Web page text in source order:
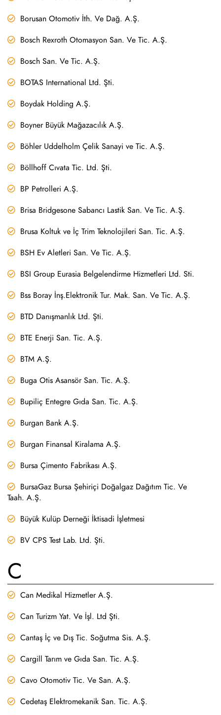
Borusan Otomotiv İth. Ve Dağ. A.Ş.
Bosch Rexroth Otomasyon San. Ve Tic. A.Ş.
Bosch San. Ve Tic. A.Ş.
BOTAS International Ltd. Şti.
Boydak Holding A.Ş.
Boyner Büyük Mağazacılık A.Ş.
Böhler Uddelholm Çelik Sanayi ve Tic. A.Ş.
Böllhoff Cıvata Tic. Ltd. Şti.
BP Petrolleri A.Ş.
Brisa Bridgesone Sabancı Lastik San. Ve Tic. A.Ş.
Brusa Koltuk ve İç Trim Teknolojileri San. Tic. A.Ş.
BSH Ev Aletleri San. Ve Tic. A.Ş.
BSI Group Eurasia Belgelendirme Hizmetleri Ltd. Sti.
Bss Boray İnş.Elektronik Tur. Mak. San. Ve Tic. A.Ş.
BTD Danışmanlık Ltd. Şti.
BTE Enerji San. Tic. A.Ş.
BTM A.Ş.
Buga Otis Asansör San. Tic. A.Ş.
Bupiliç Entegre Gıda San. Tic. A.Ş.
Burgan Bank A.Ş.
Burgan Finansal Kiralama A.Ş.
Bursa Çimento Fabrikası A.Ş.
BursaGaz Bursa Şehiriçi Doğalgaz Dağıtım Tic. Ve
Taah. A.Ş.
Büyük Kulüp Derneği İktisadi İşletmesi
BV CPS Test Lab. Ltd. Şti.
C
Can Medikal Hizmetler A.Ş.
Can Turizm Yat. Ve İşl. Ltd Şti.
Cantaş İç ve Dış Tic. Soğutma Sis. A.Ş.
Cargill Tarım ve Gıda San. Tic. A.Ş.
Cavo Otomotiv Tic. Ve San. A.Ş.
Cedetaş Elektromekanik San. Tic. A.Ş.